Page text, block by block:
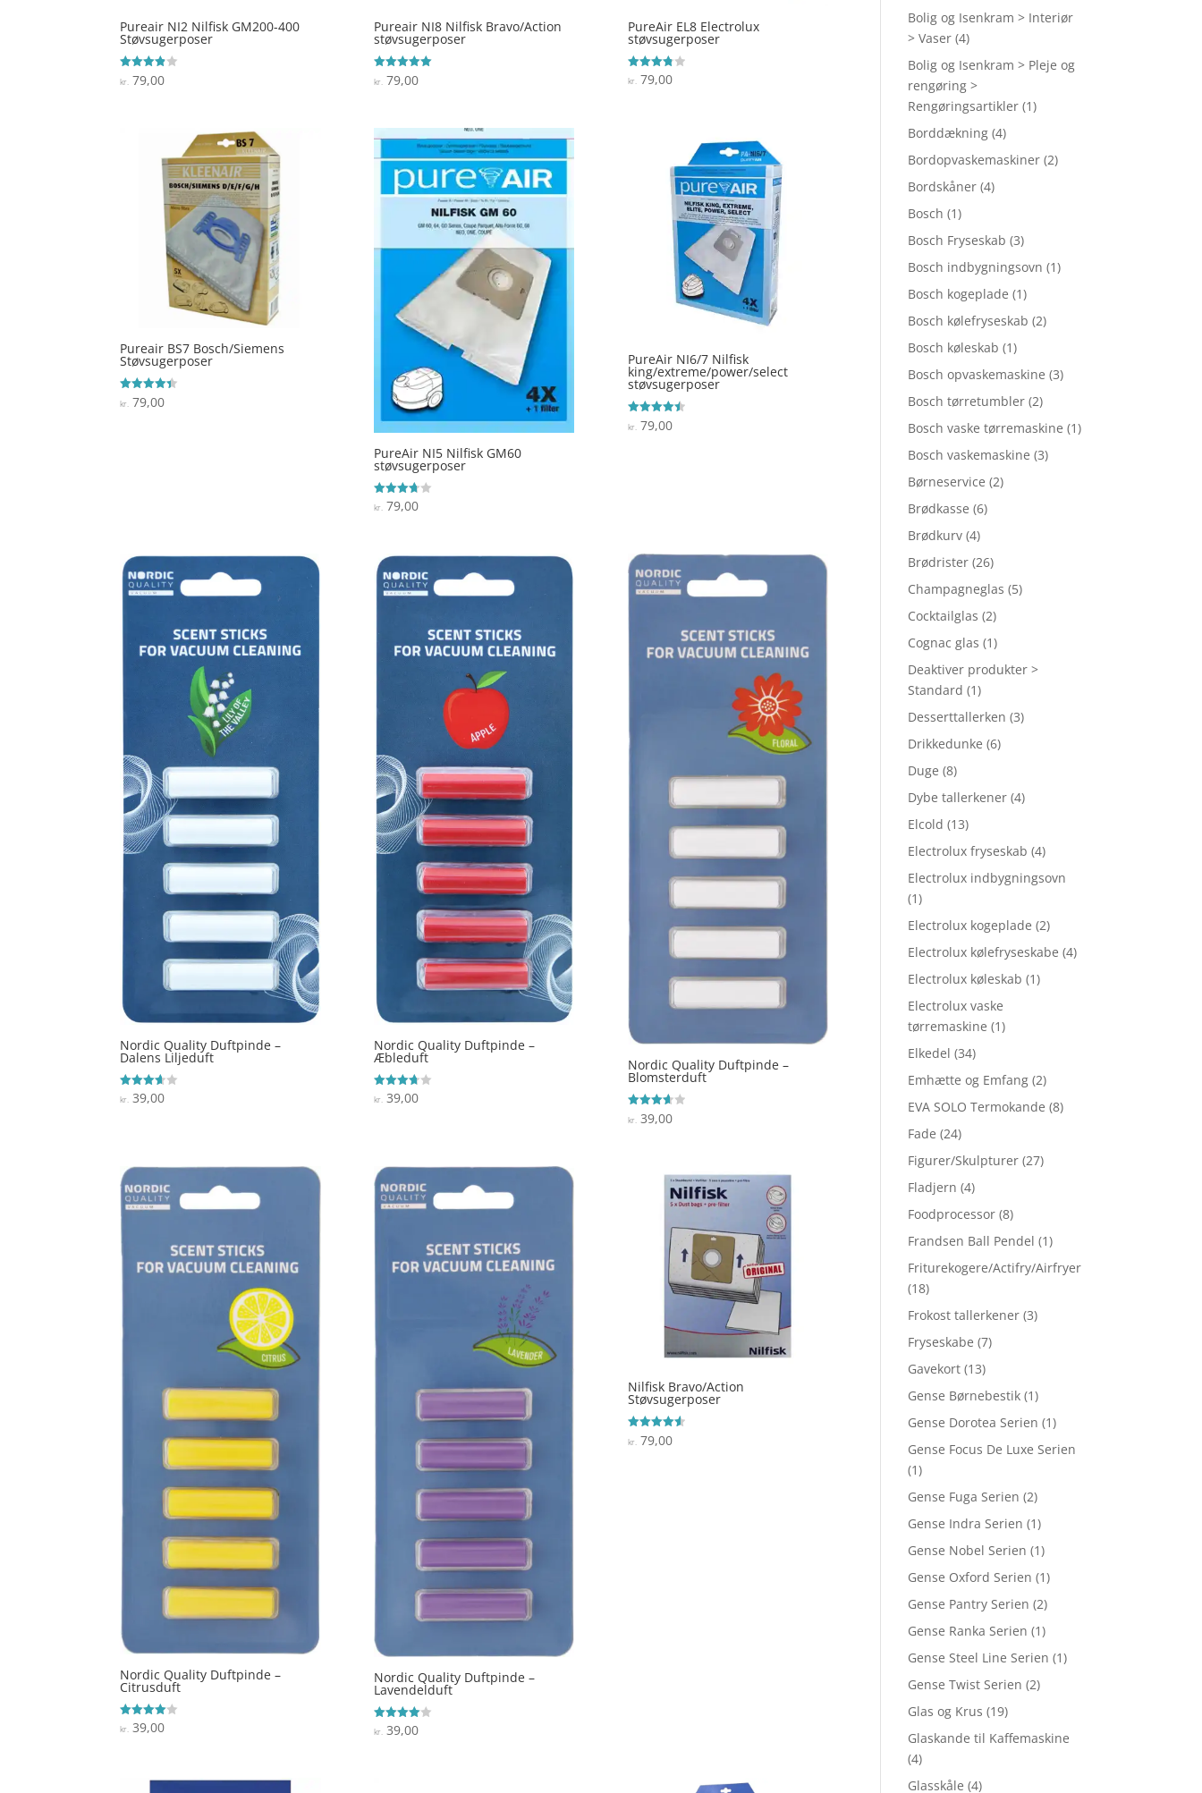
Pureair NI2 Nilfisk GM200-400
Støvsugerposer
Vurderet
3.8
kr. 79,00
Pureair NI8 Nilfisk Bravo/Action
støvsugerposer
Vurderet
5
kr. 79,00
PureAir EL8 Electrolux
støvsugerposer
Vurderet
3.8
kr.79,00
Pureair BS7 Bosch/Siemens
Støvsugerposer
Vurderet
4.4
kr. 79,00
PureAir NI5 Nilfisk GM60
støvsugerposer
Vurderet
3.7
kr.79,00
PureAir NI6/7 Nilfisk
king/extreme/power/select
støvsugerposer
Vurderet
4.5
kr. 79,00
Nordic Quality Duftpinde –
Dalens Liljeduft
Vurderet
3.6
kr. 39,00
Nordic Quality Duftpinde –
Æbleduft
Vurderet
3.7
kr.39,00
Nordic Quality Duftpinde –
Blomsterduft
Vurderet
3.7
kr.39,00
Nordic Quality Duftpinde –
Citrusduft
Vurderet
4
kr. 39,00
Nordic Quality Duftpinde –
Lavendelduft
Vurderet
4
kr.39,00
Nilfisk Bravo/Action
Støvsugerposer
Vurderet
4.6
kr.79,00
Bolig og Isenkram > Interiør
> Vaser (4)
Bolig og Isenkram > Pleje og
rengøring >
Rengøringsartikler (1)
Borddækning (4)
Bordopvaskemaskiner (2)
Bordskåner (4)
Bosch (1)
Bosch Fryseskab (3)
Bosch indbygningsovn (1)
Bosch kogeplade (1)
Bosch kølefryseskab (2)
Bosch køleskab (1)
Bosch opvaskemaskine (3)
Bosch tørretumbler (2)
Bosch vaske tørremaskine (1)
Bosch vaskemaskine (3)
Børneservice (2)
Brødkasse (6)
Brødkurv (4)
Brødrister (26)
Champagneglas (5)
Cocktailglas (2)
Cognac glas (1)
Deaktiver produkter >
Standard (1)
Desserttallerken (3)
Drikkedunke (6)
Duge (8)
Dybe tallerkener (4)
Elcold (13)
Electrolux fryseskab (4)
Electrolux indbygningsovn
(1)
Electrolux kogeplade (2)
Electrolux kølefryseskabe (4)
Electrolux køleskab (1)
Electrolux vaske
tørremaskine (1)
Elkedel (34)
Emhætte og Emfang (2)
EVA SOLO Termokande (8)
Fade (24)
Figurer/Skulpturer (27)
Fladjern (4)
Foodprocessor (8)
Frandsen Ball Pendel (1)
Friturekogere/Actifry/Airfryer
(18)
Frokost tallerkener (3)
Fryseskabe (7)
Gavekort (13)
Gense Børnebestik (1)
Gense Dorotea Serien (1)
Gense Focus De Luxe Serien
(1)
Gense Fuga Serien (2)
Gense Indra Serien (1)
Gense Nobel Serien (1)
Gense Oxford Serien (1)
Gense Pantry Serien (2)
Gense Ranka Serien (1)
Gense Steel Line Serien (1)
Gense Twist Serien (2)
Glas og Krus (19)
Glaskande til Kaffemaskine
(4)
Glasskåle (4)